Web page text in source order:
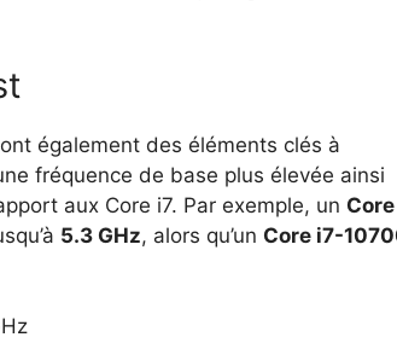
également des éléments clés à
fréquence de base plus élevée ainsi
aux Core i7. Par exemple, un
5.3 GHz, alors qu’un Core i7-